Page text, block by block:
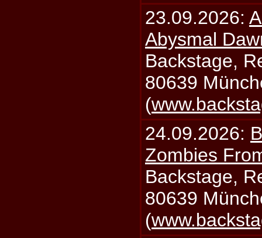
23.09.2026:
Abysmal
Backstage,
80639
(
24.09.2026:
Zombies
Backstage,
80639
(